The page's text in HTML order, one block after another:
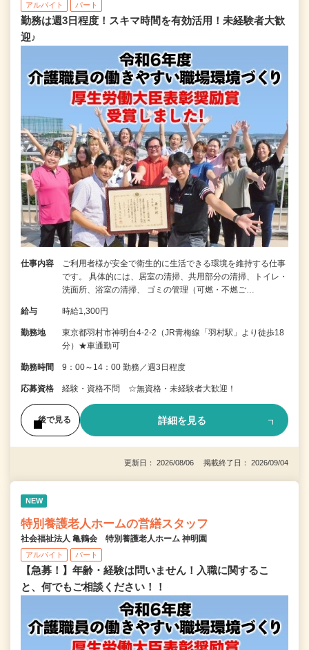
アルバイト パート
勤務は週3日程度！スキマ時間を有効活用！未経験者大歓
迎♪
仕事内容
ご利用者様が安全で衛生的に生活できる環境を維持する仕事
です。 具体的には、居室の清掃、共用部分の清掃、トイレ・
洗面所、浴室の清掃、 ゴミの管理（可燃・不燃ご…
給与 時給1,300円
勤務地
東京都羽村市神明台4-2-2（JR青梅線「羽村駅」より徒歩18
分）★車通勤可
勤務時間 9：00～14：00 勤務／週3日程度
応募資格 経験・資格不問 ☆無資格・未経験者大歓迎！
後で見る 詳細を見る
更新日： 2026/08/06 掲載終了日： 2026/09/04
NEW
特別養護老人ホームの営繕スタッフ
社会福祉法人 亀鶴会 特別養護老人ホーム 神明園
アルバイト パート
【急募！】年齢・経験は問いません！入職に関するこ
と、何でもご相談ください！！